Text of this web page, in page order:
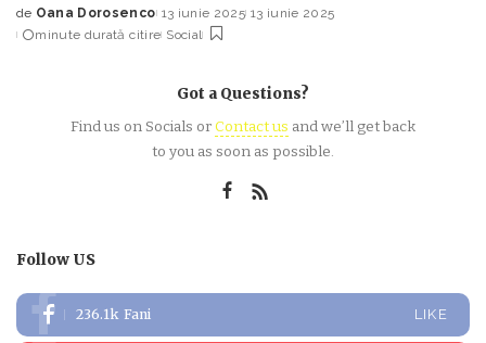
Posted
by
de Oana Dorosenco 13 iunie 2025 13 iunie 2025
minute durată citire Social
Got a Questions?
Find us on Socials orContact us and we’ll get back
to you as soon as possible.
Follow US
236.1k Fani LIKE